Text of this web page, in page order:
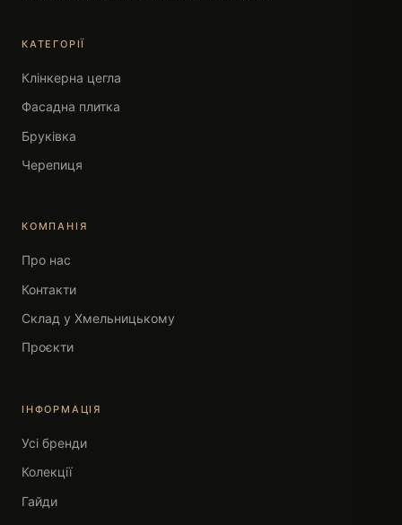
КАТЕГОРІЇ
Клінкерна цегла
Фасадна плитка
Бруківка
Черепиця
КОМПАНІЯ
Про нас
Контакти
Склад у Хмельницькому
Проєкти
ІНФОРМАЦІЯ
Усі бренди
Колекції
Гайди